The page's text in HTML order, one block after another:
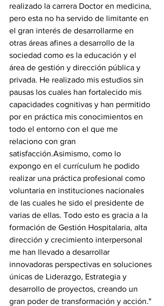
realizado la carrera Doctor en medicina,
pero esta no ha servido de limitante en
el gran interés de desarrollarme en
otras áreas afines a desarrollo de la
sociedad como es la educación y el
área de gestión y dirección pública y
privada. He realizado mis estudios sin
pausas los cuales han fortalecido mis
capacidades cognitivas y han permitido
por en práctica mis conocimientos en
todo el entorno con el que me
relaciono con gran
satisfacción.Asimismo, como lo
expongo en el currículum he podido
realizar una práctica profesional como
voluntaria en instituciones nacionales
de las cuales he sido el presidente de
varias de ellas. Todo esto es gracia a la
formación de Gestión Hospitalaria, alta
dirección y crecimiento interpersonal
me han llevado a desarrollar
innovadoras perspectivas en soluciones
únicas de Liderazgo, Estrategia y
desarrollo de proyectos, creando un
gran poder de transformación y acción."